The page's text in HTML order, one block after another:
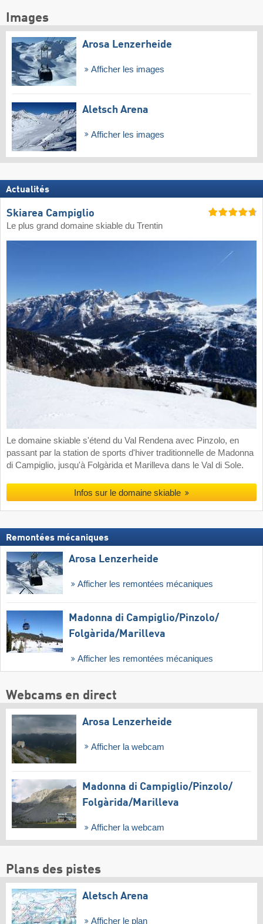
Images
Arosa Lenzerheide
Afficher les images
Aletsch Arena
Afficher les images
Actualités
Skiarea Campiglio
Le plus grand domaine skiable du Trentin
Le domaine skiable s'étend du Val Rendena avec Pinzolo, en
passant par la station de sports d'hiver traditionnelle de Madonna
di Campiglio, jusqu'à Folgàrida et Marilleva dans le Val di Sole.
Infos sur le domaine skiable
Remontées mécaniques
Arosa Lenzerheide
Afficher les remontées mécaniques
Madonna di Campiglio/​Pinzolo/​
Folgàrida/​Marilleva
Afficher les remontées mécaniques
Webcams en direct
Arosa Lenzerheide
Afficher la webcam
Madonna di Campiglio/​Pinzolo/​
Folgàrida/​Marilleva
Afficher la webcam
Plans des pistes
Aletsch Arena
Afficher le plan